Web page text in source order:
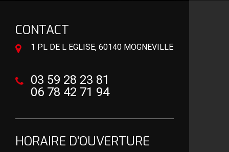
CONTACT
1 PL DE L EGLISE, 60140 MOGNEVILLE
03 59 28 23 81
06 78 42 71 94
HORAIRE D'OUVERTURE